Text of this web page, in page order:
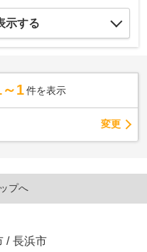
示する
～1 件を表示
変更
プへ
/ 長浜市